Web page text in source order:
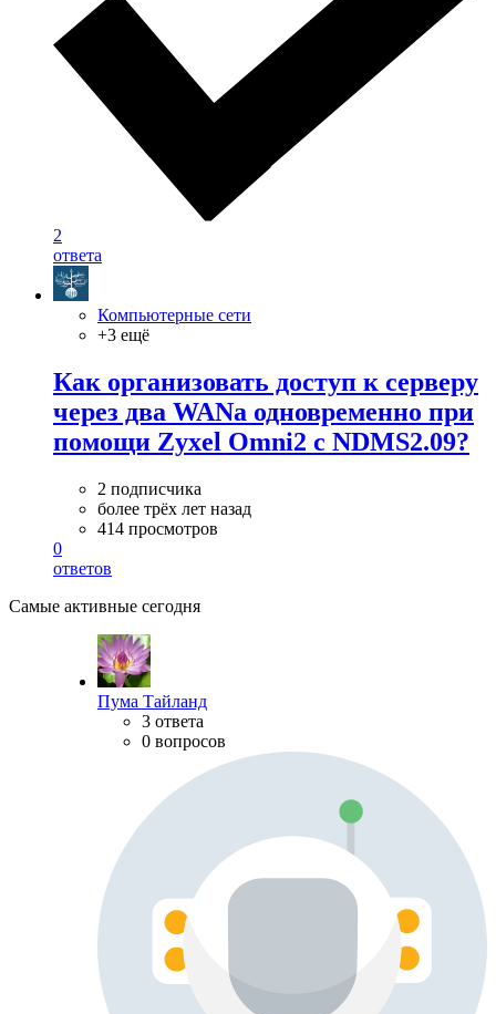
2
ответа
Компьютерные сети
+3 ещё
Как организовать доступ к серверу
через два WANa одновременно при
помощи Zyxel Omni2 c NDMS2.09?
2 подписчика
более трёх лет назад
414 просмотров
0
ответов
Самые активные сегодня
Пума Тайланд
3 ответа
0 вопросов